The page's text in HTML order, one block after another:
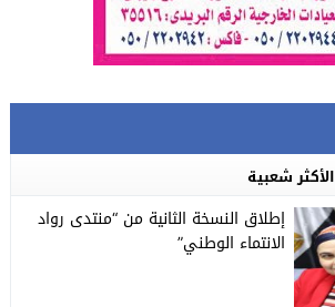
الأكثر شعبية
إطلاق النسخة الثانية من “منتدى رواد
الانتماء الوطني”